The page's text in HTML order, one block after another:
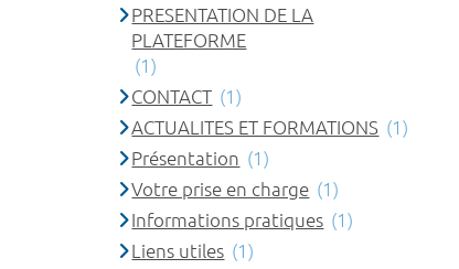
PRESENTATION DE LA
PLATEFORME
(1)
CONTACT (1)
ACTUALITES ET FORMATIONS (1)
Présentation (1)
Votre prise en charge (1)
Informations pratiques (1)
Liens utiles (1)